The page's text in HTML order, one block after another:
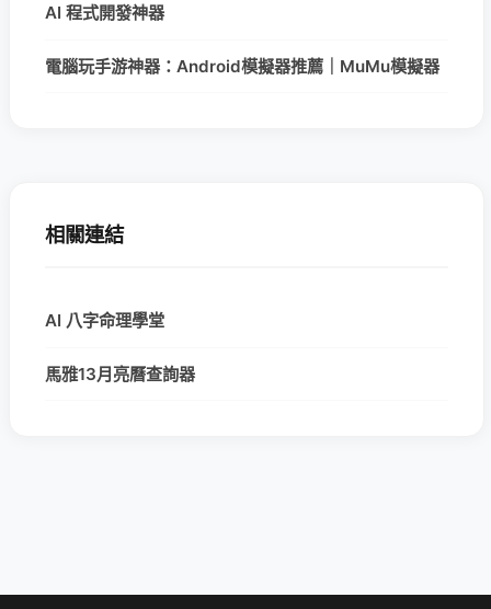
AI 程式開發神器
電腦玩手游神器：Android模擬器推薦｜MuMu模擬器
相關連結
AI 八字命理學堂
馬雅13月亮曆查詢器